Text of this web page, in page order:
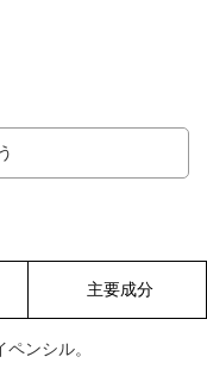
主要成分
ンシル。